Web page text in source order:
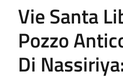
Vie Santa
Pozzo
Di